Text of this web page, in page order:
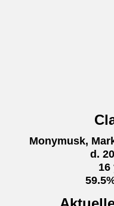
Monymusk,
d.
16